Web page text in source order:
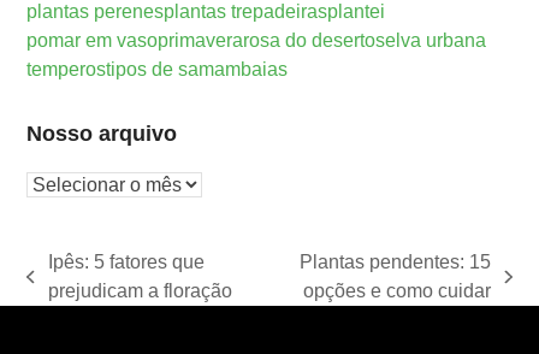
plantas perenesplantas trepadeirasplantei
pomar em vasoprimaverarosa do desertoselva urbana
temperostipos de samambaias
Nosso arquivo
Nosso
previous
Ipês: 5 fatores que
prejudicam a floração
next
Plantas pendentes: 15
opções e como cuidar